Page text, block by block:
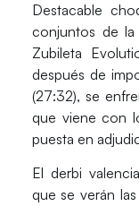
Destacable
conjuntos de
Zubileta
después de
(27:32), se
que viene con
puesta en
El derbi
que se verán